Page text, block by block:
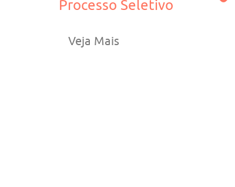
Processo Seletivo
Veja Mais